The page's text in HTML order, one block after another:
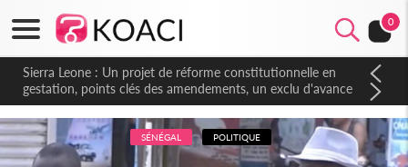
0
Sierra Leone : Un projet de réforme constitutionnelle en
gestation, points clés des amendements, un exclu d'avance
SÉNÉGAL POLITIQUE